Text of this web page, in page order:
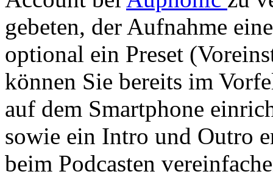
gebeten, der Aufnahme
optional ein Preset
können Sie bereits im
auf dem Smartphone
sowie ein Intro und Outro
beim Podcasten